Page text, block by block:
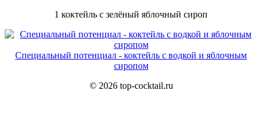
1 коктейль с зелёный яблочный сироп
Специальный потенциал - коктейль с водкой и яблочным
сиропом
© 2026 top-cocktail.ru